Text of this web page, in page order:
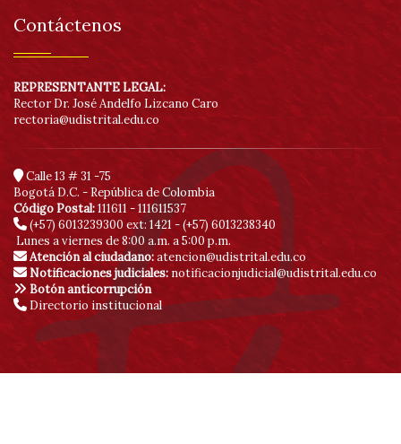
Contáctenos
REPRESENTANTE LEGAL:
Rector Dr. José Andelfo Lizcano Caro
rectoria@udistrital.edu.co
Calle 13 # 31 -75
Bogotá D.C. - República de Colombia
Código Postal:111611 - 111611537
(+57) 6013239300 ext: 1421 - (+57) 6013238340
Lunes a viernes de 8:00 a.m. a 5:00 p.m.
Atención al ciudadano:atencion@udistrital.edu.co
Notificaciones judiciales: notificacionjudicial@udistrital.edu.co
Botón anticorrupción
Directorio institucional